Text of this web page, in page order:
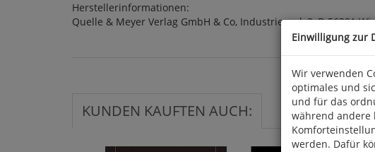
Herstellerinformationen:
Quelle & Meyer Verlag GmbH & Co, Industriepark 3, D 56291
KUNDEN KAUFTEN AUCH:
Einwilligung zur
Wir verwenden
optimales und
und für das
während andere
werden. Dafür